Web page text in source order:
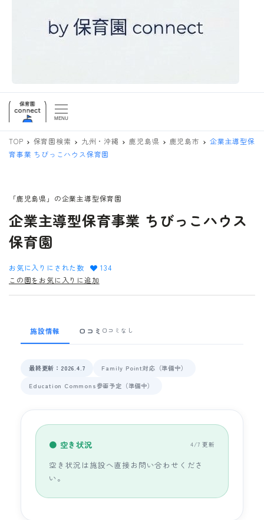
MENU
TOP 保育園検索 九州・沖縄 鹿児島県 鹿児島市
企業主導型保
育事業 ちびっこハウス保育園
「鹿児島県」の企業主導型保育園
企業主導型保育事業 ちびっこハウス
保育園
お気に入りにされた数
134
この園をお気に入りに追加
施設情報 口コミ 口コミなし
最終更新：2026.4.7
Family Point対応（準備中）
Education Commons参画予定（準備中）
● 空き状況 4/7 更新
空き状況は施設へ直接お問い合わせくださ
い。